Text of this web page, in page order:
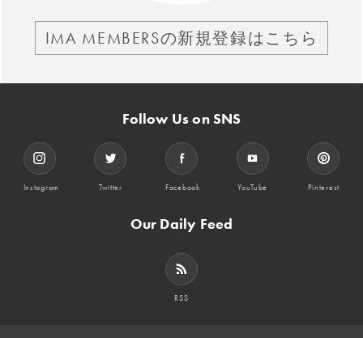
IMA MEMBERSの新規登録はこちら
Follow Us on SNS
Instagram Twitter Facebook YouTube Pinterest
Our Daily Feed
RSS